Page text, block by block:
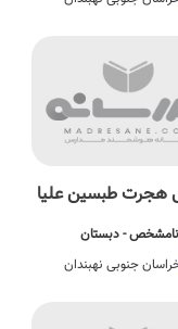
هجرت طبسین علیا
نامشخص - دبستان
جنوبی نهبندان